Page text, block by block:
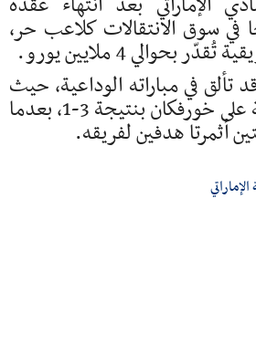
في سوق الانتقالات كلاعب حر،
بحوالي 4 ملايين يورو.
تألق في مباراته الوداعية، حيث
ساهم في فوز الشارقة على خورفكان بنتيجة 3-1، بعدما
أثمرتا هدفين لفريقه.